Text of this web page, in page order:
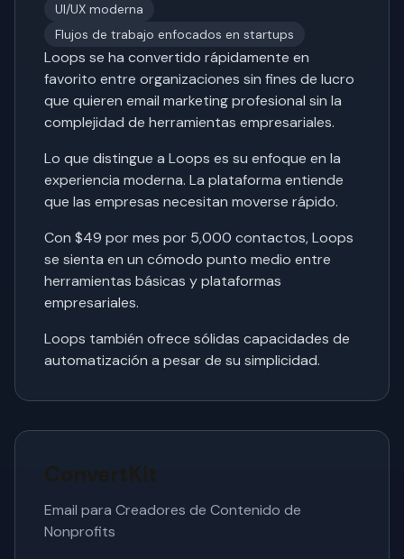
UI/UX moderna
Flujos de trabajo enfocados en startups
Loops se ha convertido rápidamente en
favorito entre organizaciones sin fines de lucro
que quieren email marketing profesional sin la
complejidad de herramientas empresariales.
Lo que distingue a Loops es su enfoque en la
experiencia moderna. La plataforma entiende
que las empresas necesitan moverse rápido.
Con $49 por mes por 5,000 contactos, Loops
se sienta en un cómodo punto medio entre
herramientas básicas y plataformas
empresariales.
Loops también ofrece sólidas capacidades de
automatización a pesar de su simplicidad.
ConvertKit
Email para Creadores de Contenido de
Nonprofits